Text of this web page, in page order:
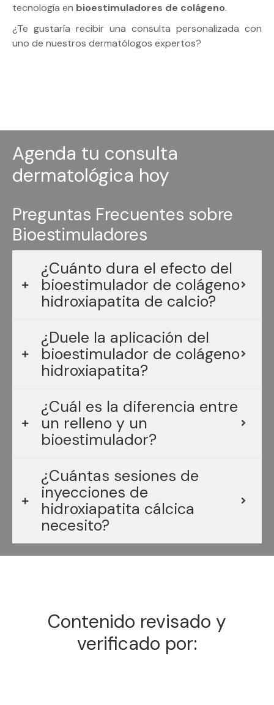
tecnología en bioestimuladores de colágeno.
¿Te gustaría recibir una consulta personalizada con
uno de nuestros dermatólogos expertos?
Agenda tu consulta
dermatológica hoy
Preguntas Frecuentes sobre
Bioestimuladores
¿Cuánto dura el efecto del
bioestimulador de colágeno
hidroxiapatita de calcio?
¿Duele la aplicación del
bioestimulador de colágeno
hidroxiapatita?
¿Cuál es la diferencia entre
un relleno y un
bioestimulador?
¿Cuántas sesiones de
inyecciones de
hidroxiapatita cálcica
necesito?
Contenido revisado y
verificado por: